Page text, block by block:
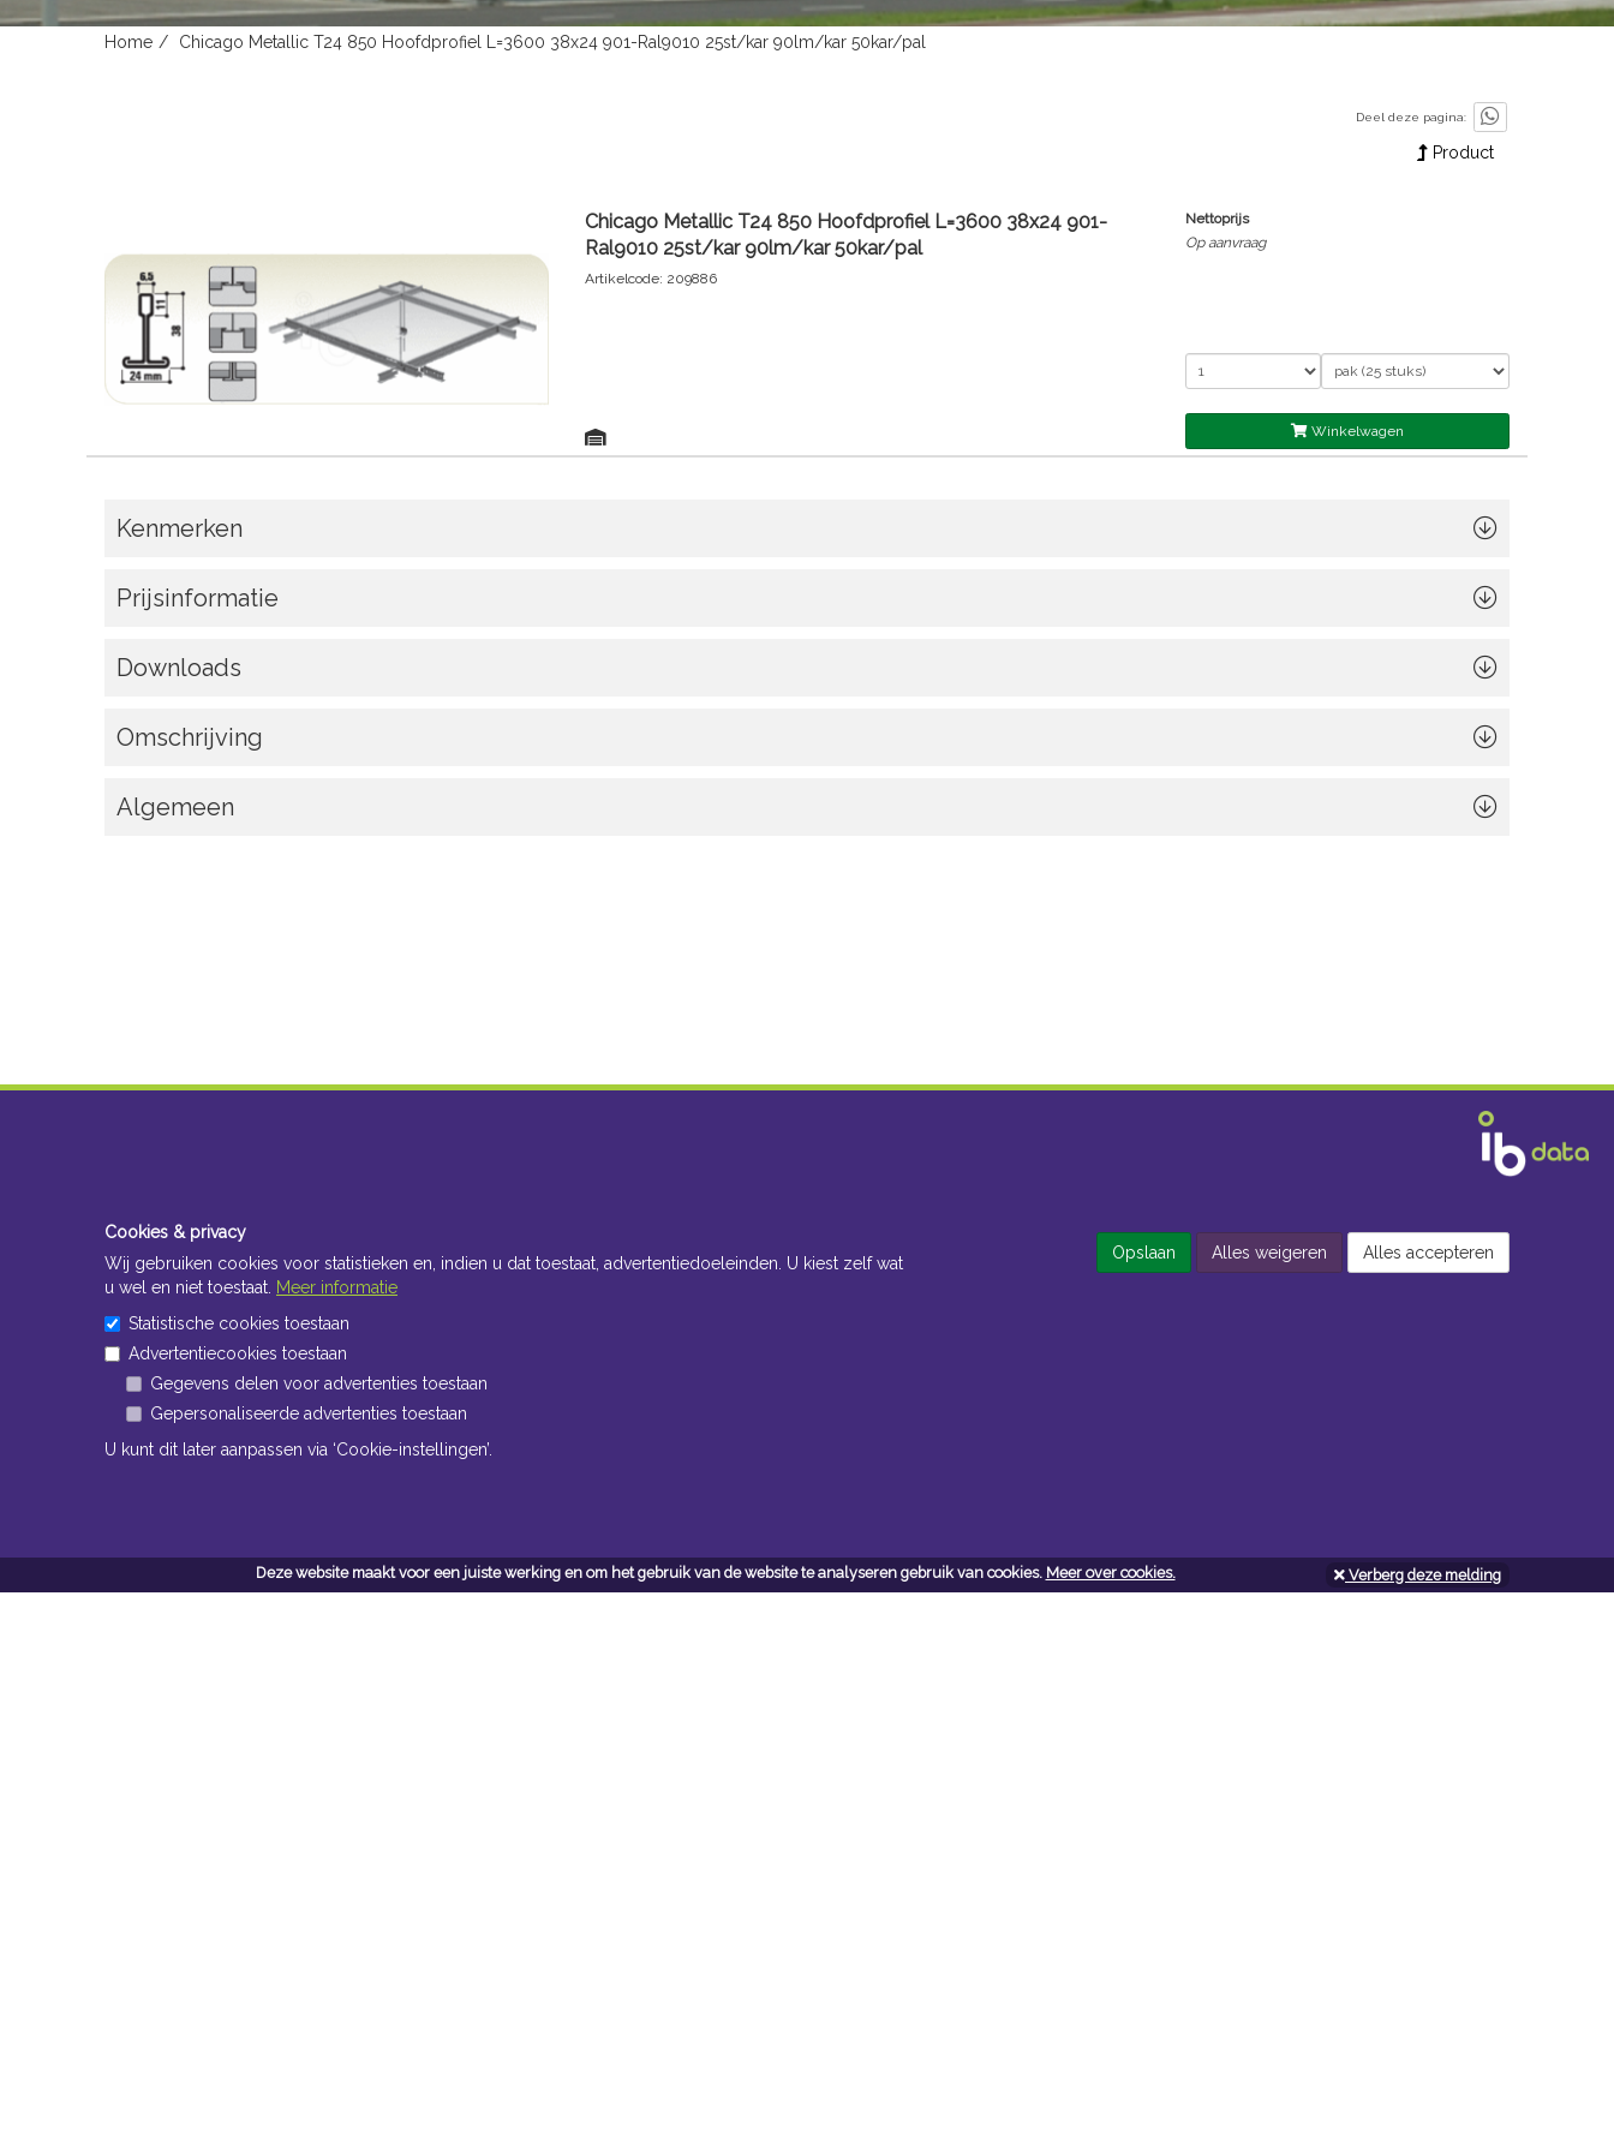
Deze website maakt voor een juiste werking en om het gebruik van de website te analyseren gebruik van cookies. Meer over cookies. Verberg deze melding
Home Chicago Metallic T24 850 Hoofdprofiel L=3600 38x24 901-Ral9010 25st/kar 90lm/kar 50kar/pal
Deel deze pagina:
Product
Chicago Metallic T24 850 Hoofdprofiel L=3600 38x24 901-
Ral9010 25st/kar 90lm/kar 50kar/pal
Artikelcode: 209886
Nettoprijs
Op aanvraag
Winkelwagen
Kenmerken
Prijsinformatie
Downloads
Omschrijving
Algemeen
Cookies & privacy
Wij gebruiken cookies voor statistieken en, indien u dat toestaat, advertentiedoeleinden. U kiest zelf wat
u wel en niet toestaat. Meer informatie
Statistische cookies toestaan
Advertentiecookies toestaan
Gegevens delen voor advertenties toestaan
Gepersonaliseerde advertenties toestaan
U kunt dit later aanpassen via ‘Cookie-instellingen’.
Opslaan Alles weigeren Alles accepteren